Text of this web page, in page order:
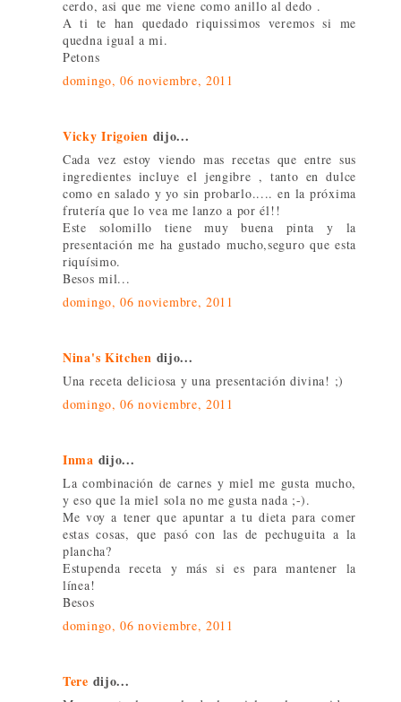
cerdo, asi que me viene como anillo al dedo .
A ti te han quedado riquissimos veremos si me
quedna igual a mi.
Petons
domingo, 06 noviembre, 2011
Vicky Irigoien dijo...
Cada vez estoy viendo mas recetas que entre sus
ingredientes incluye el jengibre , tanto en dulce
como en salado y yo sin probarlo..... en la próxima
frutería que lo vea me lanzo a por él!!
Este solomillo tiene muy buena pinta y la
presentación me ha gustado mucho,seguro que esta
riquísimo.
Besos mil...
domingo, 06 noviembre, 2011
Nina's Kitchen dijo...
Una receta deliciosa y una presentación divina! ;)
domingo, 06 noviembre, 2011
Inma dijo...
La combinación de carnes y miel me gusta mucho,
y eso que la miel sola no me gusta nada ;-).
Me voy a tener que apuntar a tu dieta para comer
estas cosas, que pasó con las de pechuguita a la
plancha?
Estupenda receta y más si es para mantener la
línea!
Besos
domingo, 06 noviembre, 2011
Tere dijo...